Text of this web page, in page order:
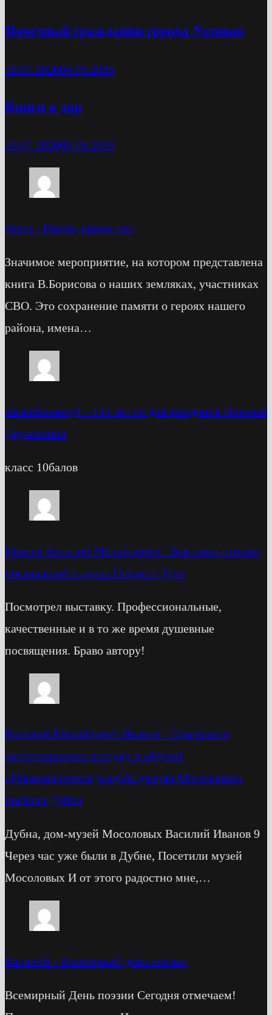
Почетный гражданин города Узловая
30.07.202604.08.2026
Книги в дар
30.07.202603.08.2026
Анна - Никто, кроме нас
Значимое мероприятие, на котором представлена
книга В.Борисова о наших земляках, участниках
СВО. Это сохранение памяти о героях нашего
района, имена…
sosamba-novg1 - 100 лет со дня рождения Николая
Дружинина
класс 10балов
Иванов Василий Михайлович - Выставка стихов-
посвящений в парке Патриот-Тула
Посмотрел выставку. Профессиональные,
качественные и в то же время душевные
посвящения. Браво автору!
Василий Михайлович Иванов - Cовершили
экскурсионную поездку в «Музей
«Промышленная усадьба дворян Мосоловых»
посёлка Дубна
Дубна, дом-музей Мосоловых Василий Иванов 9
Через час уже были в Дубне, Посетили музей
Мосоловых И от этого радостно мне,…
Василий - Всемирный день поэзии
Всемирный День поэзии Сегодня отмечаем!